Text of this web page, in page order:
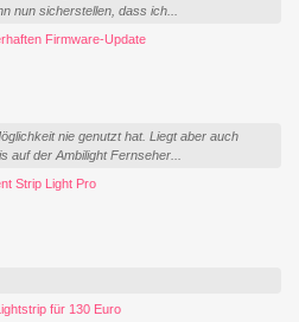
nun sicherstellen, dass ich...
Firmware-Update
nie genutzt hat. Liegt aber auch
auf der Ambilight Fernseher...
Strip Light Pro
für 130 Euro